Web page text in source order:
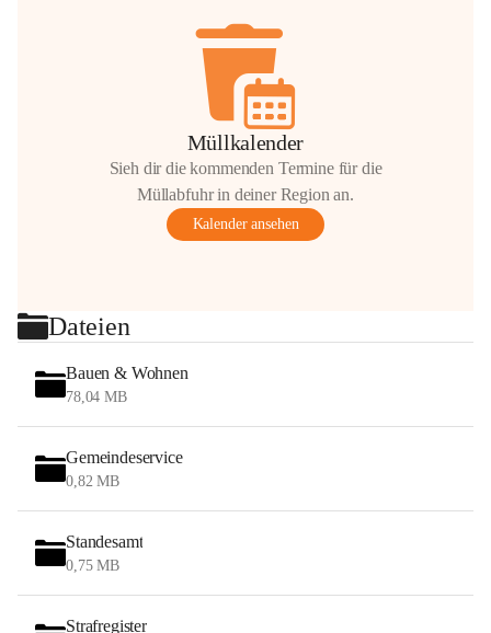
Müllkalender
Sieh dir die kommenden Termine für die
Müllabfuhr in deiner Region an.
Kalender ansehen
Dateien
Bauen & Wohnen
78,04 MB
Gemeindeservice
0,82 MB
Standesamt
0,75 MB
Strafregister